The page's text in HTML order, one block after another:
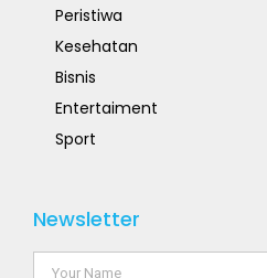
Peristiwa
Kesehatan
Bisnis
Entertaiment
Sport
Newsletter